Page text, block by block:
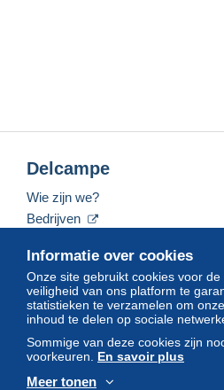
Informatie over cookies
Onze site gebruikt cookies voor
veiligheid van ons platform te
statistieken te verzamelen om
inhoud te delen op sociale
Sommige van deze cookies zijn
voorkeuren. En savoir plus
Meer tonen
Delcampe
Wie zijn we?
Bedrijven
Neem contact met ons op
© Delcampe International srl. Alle